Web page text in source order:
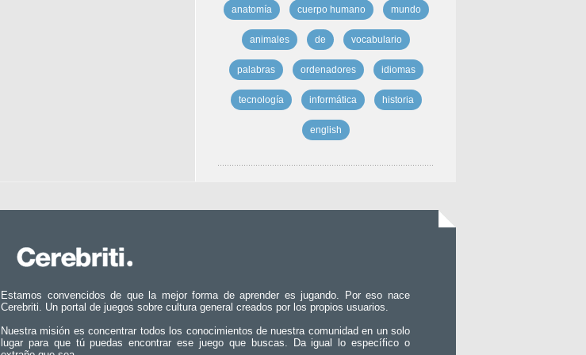
anatomía cuerpo humano mundo
animales de vocabulario
palabras ordenadores idiomas
tecnología informática historia
english
Estamos convencidos de que la mejor forma de aprender es jugando. Por eso nace
Cerebriti. Un portal de juegos sobre cultura general creados por los propios usuarios.
Nuestra misión es concentrar todos los conocimientos de nuestra comunidad en un solo
lugar para que tú puedas encontrar ese juego que buscas. Da igual lo específico o